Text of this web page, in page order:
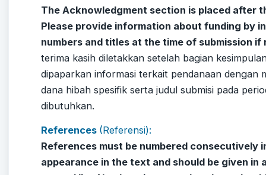
The Acknowledgment section is placed after
Please provide information about funding by
numbers and titles at the time of submission if
terima kasih diletakkan setelah bagian
dipaparkan informasi terkait pendanaan dengan
dana hibah spesifik serta judul submisi pada
dibutuhkan.
References (Referensi):
References must be numbered consecutively
appearance in the text and should be given in